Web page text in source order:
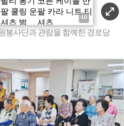
봉사단과 관람을 함께한 경로당